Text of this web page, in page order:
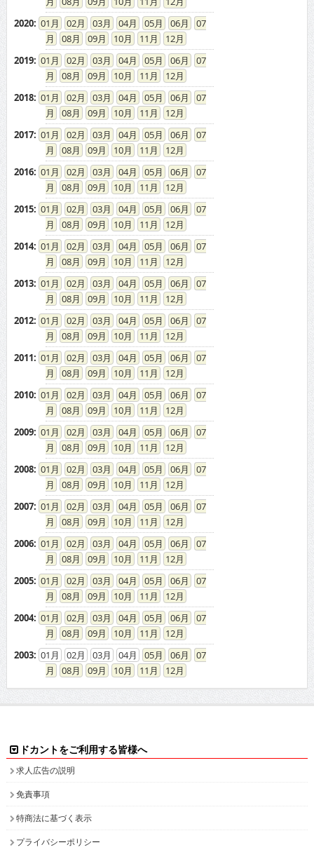
2020: 01 02 03 04 05 06
07
08
09 10 11
12
2019: 01 02 03 04 05 06
07
08
09 10 11
12
2018: 01 02 03 04 05 06
07
08
09 10 11
12
2017: 01 02 03 04 05 06
07
08
09 10 11
12
2016: 01 02 03 04 05 06
07
08
09 10 11
12
2015: 01 02 03 04 05 06
07
08
09 10 11
12
2014: 01 02 03 04 05 06
07
08
09 10 11
12
2013: 01 02 03 04 05 06
07
08
09 10 11
12
2012: 01 02 03 04 05 06
07
08
09 10 11
12
2011: 01 02 03 04 05 06
07
08
09 10 11
12
2010: 01 02 03 04 05 06
07
08
09 10 11
12
2009: 01 02 03 04 05 06
07
08
09 10 11
12
2008: 01 02 03 04 05 06
07
08
09 10 11
12
2007: 01 02 03 04 05 06
07
08
09 10 11
12
2006: 01 02 03 04 05 06
07
08
09 10 11
12
2005: 01 02 03 04 05 06
07
08
09 10 11
12
2004: 01 02 03 04 05 06
07
08
09 10 11
12
2003: 01 02 03 04 05 06
07
08
09 10 11 12
ドカントをご利用する皆様へ
求人広告の説明
免責事項
特商法に基づく表示
プライバシーポリシー